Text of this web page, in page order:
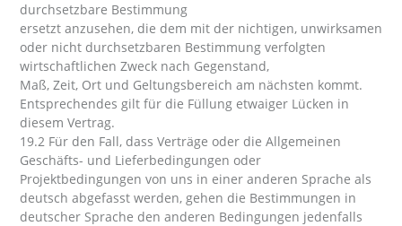
durchsetzbare Bestimmung
ersetzt anzusehen, die dem mit der nichtigen, unwirksamen
oder nicht durchsetzbaren Bestimmung verfolgten
wirtschaftlichen Zweck nach Gegenstand,
Maß, Zeit, Ort und Geltungsbereich am nächsten kommt.
Entsprechendes gilt für die Füllung etwaiger Lücken in
diesem Vertrag.
19.2 Für den Fall, dass Verträge oder die Allgemeinen
Geschäfts- und Lieferbedingungen oder
Projektbedingungen von uns in einer anderen Sprache als
deutsch abgefasst werden, gehen die Bestimmungen in
deutscher Sprache den anderen Bedingungen jedenfalls